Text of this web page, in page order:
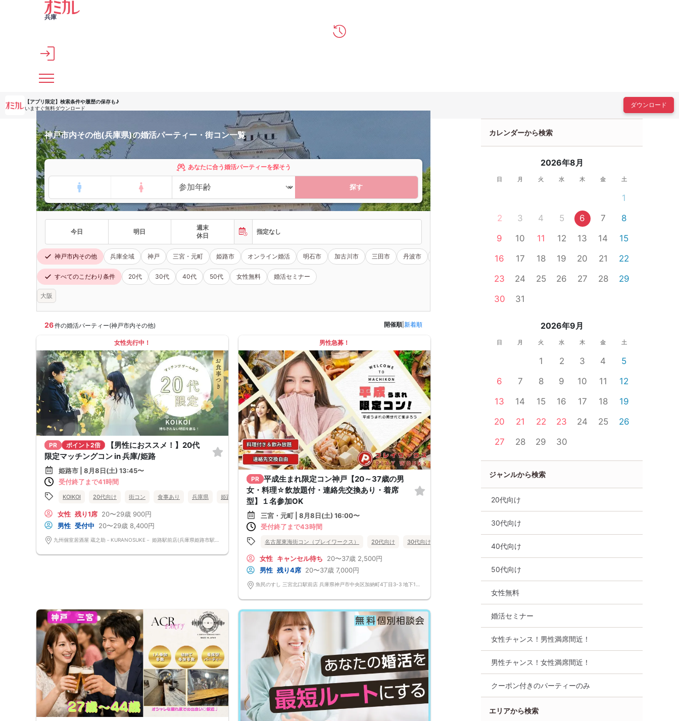
メインコンテンツへスキップ
兵庫
【アプリ限定】 検索条件や履歴の保存も♪
いますぐ無料ダウンロード
ダウンロード
神戸市内その他(兵庫県)の婚活パーティー・街コン一覧
あなたに合う婚活パーティーを探そう
探す
今日 明日
週末
休日
指定なし
神戸市内その他 兵庫全域 神戸 三宮・元町 姫路市 オンライン婚活 明石市 加古川市 三田市 丹波市 小野市 西宮 三木市 川西市 伊丹市
すべてのこだわり条件 20代 30代 40代 50代 女性無料 婚活セミナー
大阪
26件の婚活パーティー(神戸市内その他) 開催順 新着順
女性先行中！
PR ポイント2倍
【男性におススメ！】20代
限定マッチングコン in 兵庫/姫路
姫路市 | 8月8日(土) 13:45〜
受付終了まで41時間
KOIKOI 20代向け 街コン 食事あり 兵庫県 姫路市
女性 残り1席 20〜29歳 900円
男性 受付中 20〜29歳 8,400円
男性急募！
PR 平成生まれ限定コン神戸【20～37歳の男
女・料理☆飲放題付・連絡先交換あり・着席
型】１名参加OK
三宮・元町 | 8月8日(土) 16:00〜
受付終了まで43時間
名古屋東海街コン（プレイワークス） 20代向け 30代向け
女性 キャンセル待ち 20〜37歳 2,500円
男性 残り4席 20〜37歳 7,000円
カレンダーから検索
2026年8月
日 月 火 水 木 金 土
1
2
3 4 5 6 7
8
9
10 11 12 13 14
15
16
17 18 19 20 21
22
23
24 25 26 27 28
29
30
31
2026年9月
日 月 火 水 木 金 土
1 2 3 4
5
6
7 8 9 10 11
12
13
14 15 16 17 18
19
20
21 22 23 24 25
26
27
28 29 30
ジャンルから検索
20代向け
30代向け
40代向け
50代向け
女性無料
婚活セミナー
女性チャンス！男性満席間近！
男性チャンス！女性満席間近！
クーポン付きのパーティーのみ
エリアから検索